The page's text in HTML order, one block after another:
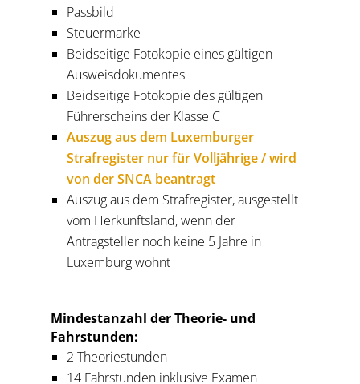
Passbild
Steuermarke
Beidseitige Fotokopie eines gültigen
Ausweisdokumentes
Beidseitige Fotokopie des gültigen
Führerscheins der Klasse C
Auszug aus dem Luxemburger
Strafregister nur für Volljährige / wird
von der SNCA beantragt
Auszug aus dem Strafregister, ausgestellt
vom Herkunftsland, wenn der
Antragsteller noch keine 5 Jahre in
Luxemburg wohnt
Mindestanzahl der Theorie- und
Fahrstunden:
2 Theoriestunden
14 Fahrstunden inklusive Examen